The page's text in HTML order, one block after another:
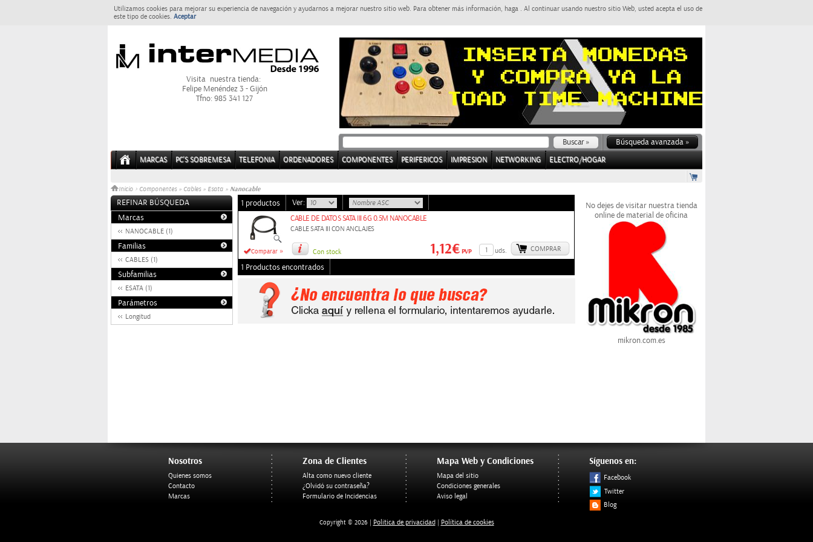
Utilizamos cookies para mejorar su experiencia de navegación y ayudarnos a mejorar nuestro sitio web. Para obtener más información, haga . Al continuar usando nuestro sitio Web, usted acepta el uso de
este tipo de cookies. Aceptar
Visita nuestra tienda:
Felipe Menéndez 3 - Gijón
Tfno: 985 341 127
Búsqueda avanzada »
MARCAS PC'S SOBREMESA TELEFONIA ORDENADORES COMPONENTES PERIFERICOS IMPRESION NETWORKING ELECTRO/HOGAR
Inicio > Componentes » Cables » Esata » Nanocable
REFINAR BÚSQUEDA
Marcas
NANOCABLE (1)
Familias
CABLES (1)
Subfamilias
ESATA (1)
Parámetros
Longitud
1 productos Ver:
Comparar »
CABLE DE DATOS SATA III 6G 0.5M NANOCABLE
CABLE SATA III CON ANCLAJES
Con stock uds. COMPRAR
1,12€PVP
1 Productos encontrados
No dejes de visitar nuestra tienda
online de material de oficina
mikron.com.es
Nosotros
Quienes somos
Contacto
Marcas
Zona de Clientes
Alta como nuevo cliente
¿Olvidó su contraseña?
Formulario de Incidencias
Mapa Web y Condiciones
Mapa del sitio
Condiciones generales
Aviso legal
Síguenos en:
Facebook
Twitter
Blog
Copyright © 2026 | Politica de privacidad Política de cookies